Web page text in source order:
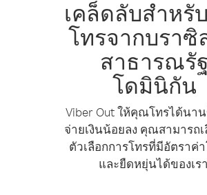
เคล็ดลับสำหรั
โทรจากบราซิ
สาธารณรัฐ
โดมินิกัน
Viber Out ให้คุณโทรได้นา
จ่ายเงินน้อยลง คุณสามารถ
ตัวเลือกการโทรที่มีอัตราค่
และยืดหยุ่นได้ของเร